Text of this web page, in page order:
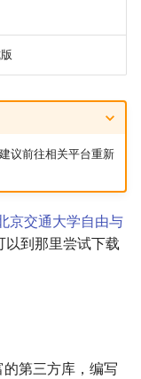
议前往相关平台重新
京交通大学自由与
以到那里尝试下载
第三方库，编写